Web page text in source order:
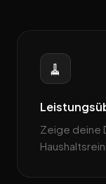
🧹
Zeige deine